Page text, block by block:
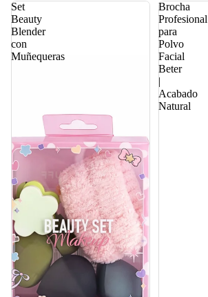
Set
Beauty
Blender
con
Muñequeras
Brocha
Profesional
para
Polvo
Facial
Beter
Acabado
Natural